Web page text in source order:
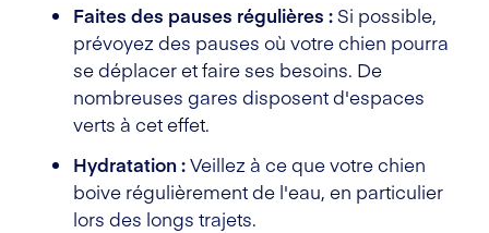
Faites des pauses régulières :Si possible,
prévoyez des pauses où votre chien pourra
se déplacer et faire ses besoins. De
nombreuses gares disposent d'espaces
verts à cet effet.
Hydratation :Veillez à ce que votre chien
boive régulièrement de l'eau, en particulier
lors des longs trajets.